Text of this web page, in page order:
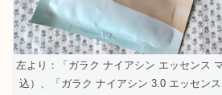
左より：「ガラク ナイアシン エッセンス
込）、「ガラク ナイアシン 3.0 エッセン